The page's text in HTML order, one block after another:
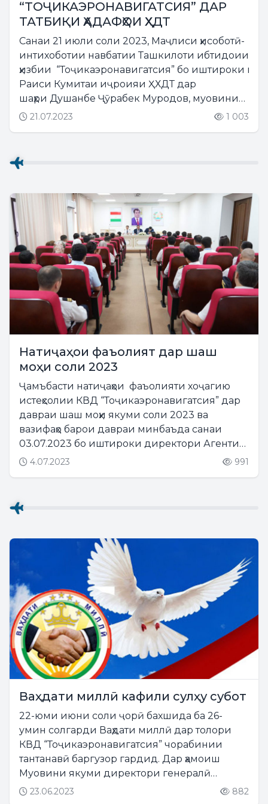
“ТОҶИКАЭРОНАВИГАТСИЯ” ДАР
ТАТБИҚИ ҲАДАФҲОИ ҲХДТ
Санаи 21 июли соли 2023, Маҷлиси ҳисоботӣ-
интихоботии навбатии Ташкилоти ибтидоии
ҳизбии “Тоҷикаэронавигатсия” бо иштироки
Раиси Кумитаи иҷроияи ҲХДТ дар
шаҳри Душанбе Ҷӯрабек Муродов, муовини
якуми директори генералии КВД...
21.07.2023 1 003
Натиҷаҳои фаъолият дар шаш
моҳи соли 2023
Ҷамъбасти натиҷаҳои фаъолияти хоҷагию
истеҳсолии КВД “Тоҷикаэронавигатсия” дар
давраи шаш моҳи якуми соли 2023 ва
вазифаҳо барои давраи минбаъда санаи
03.07.2023 бо иштироки директори Агентии
авиатсияи граждании назди Ҳукумати
4.07.2023 991
Ваҳдати миллӣ кафили сулҳу субот
22-юми июни соли ҷорӣ бахшида ба 26-
умин солгарди Ваҳдати миллӣ дар толори
КВД “Тоҷикаэронавигатсия” чорабинии
тантанавӣ баргузор гардид. Дар ҳамоиш
Муовини якуми директори генералӣ
Даврон Шодмонбекзода ба ҳозирин
23.06.2023 882